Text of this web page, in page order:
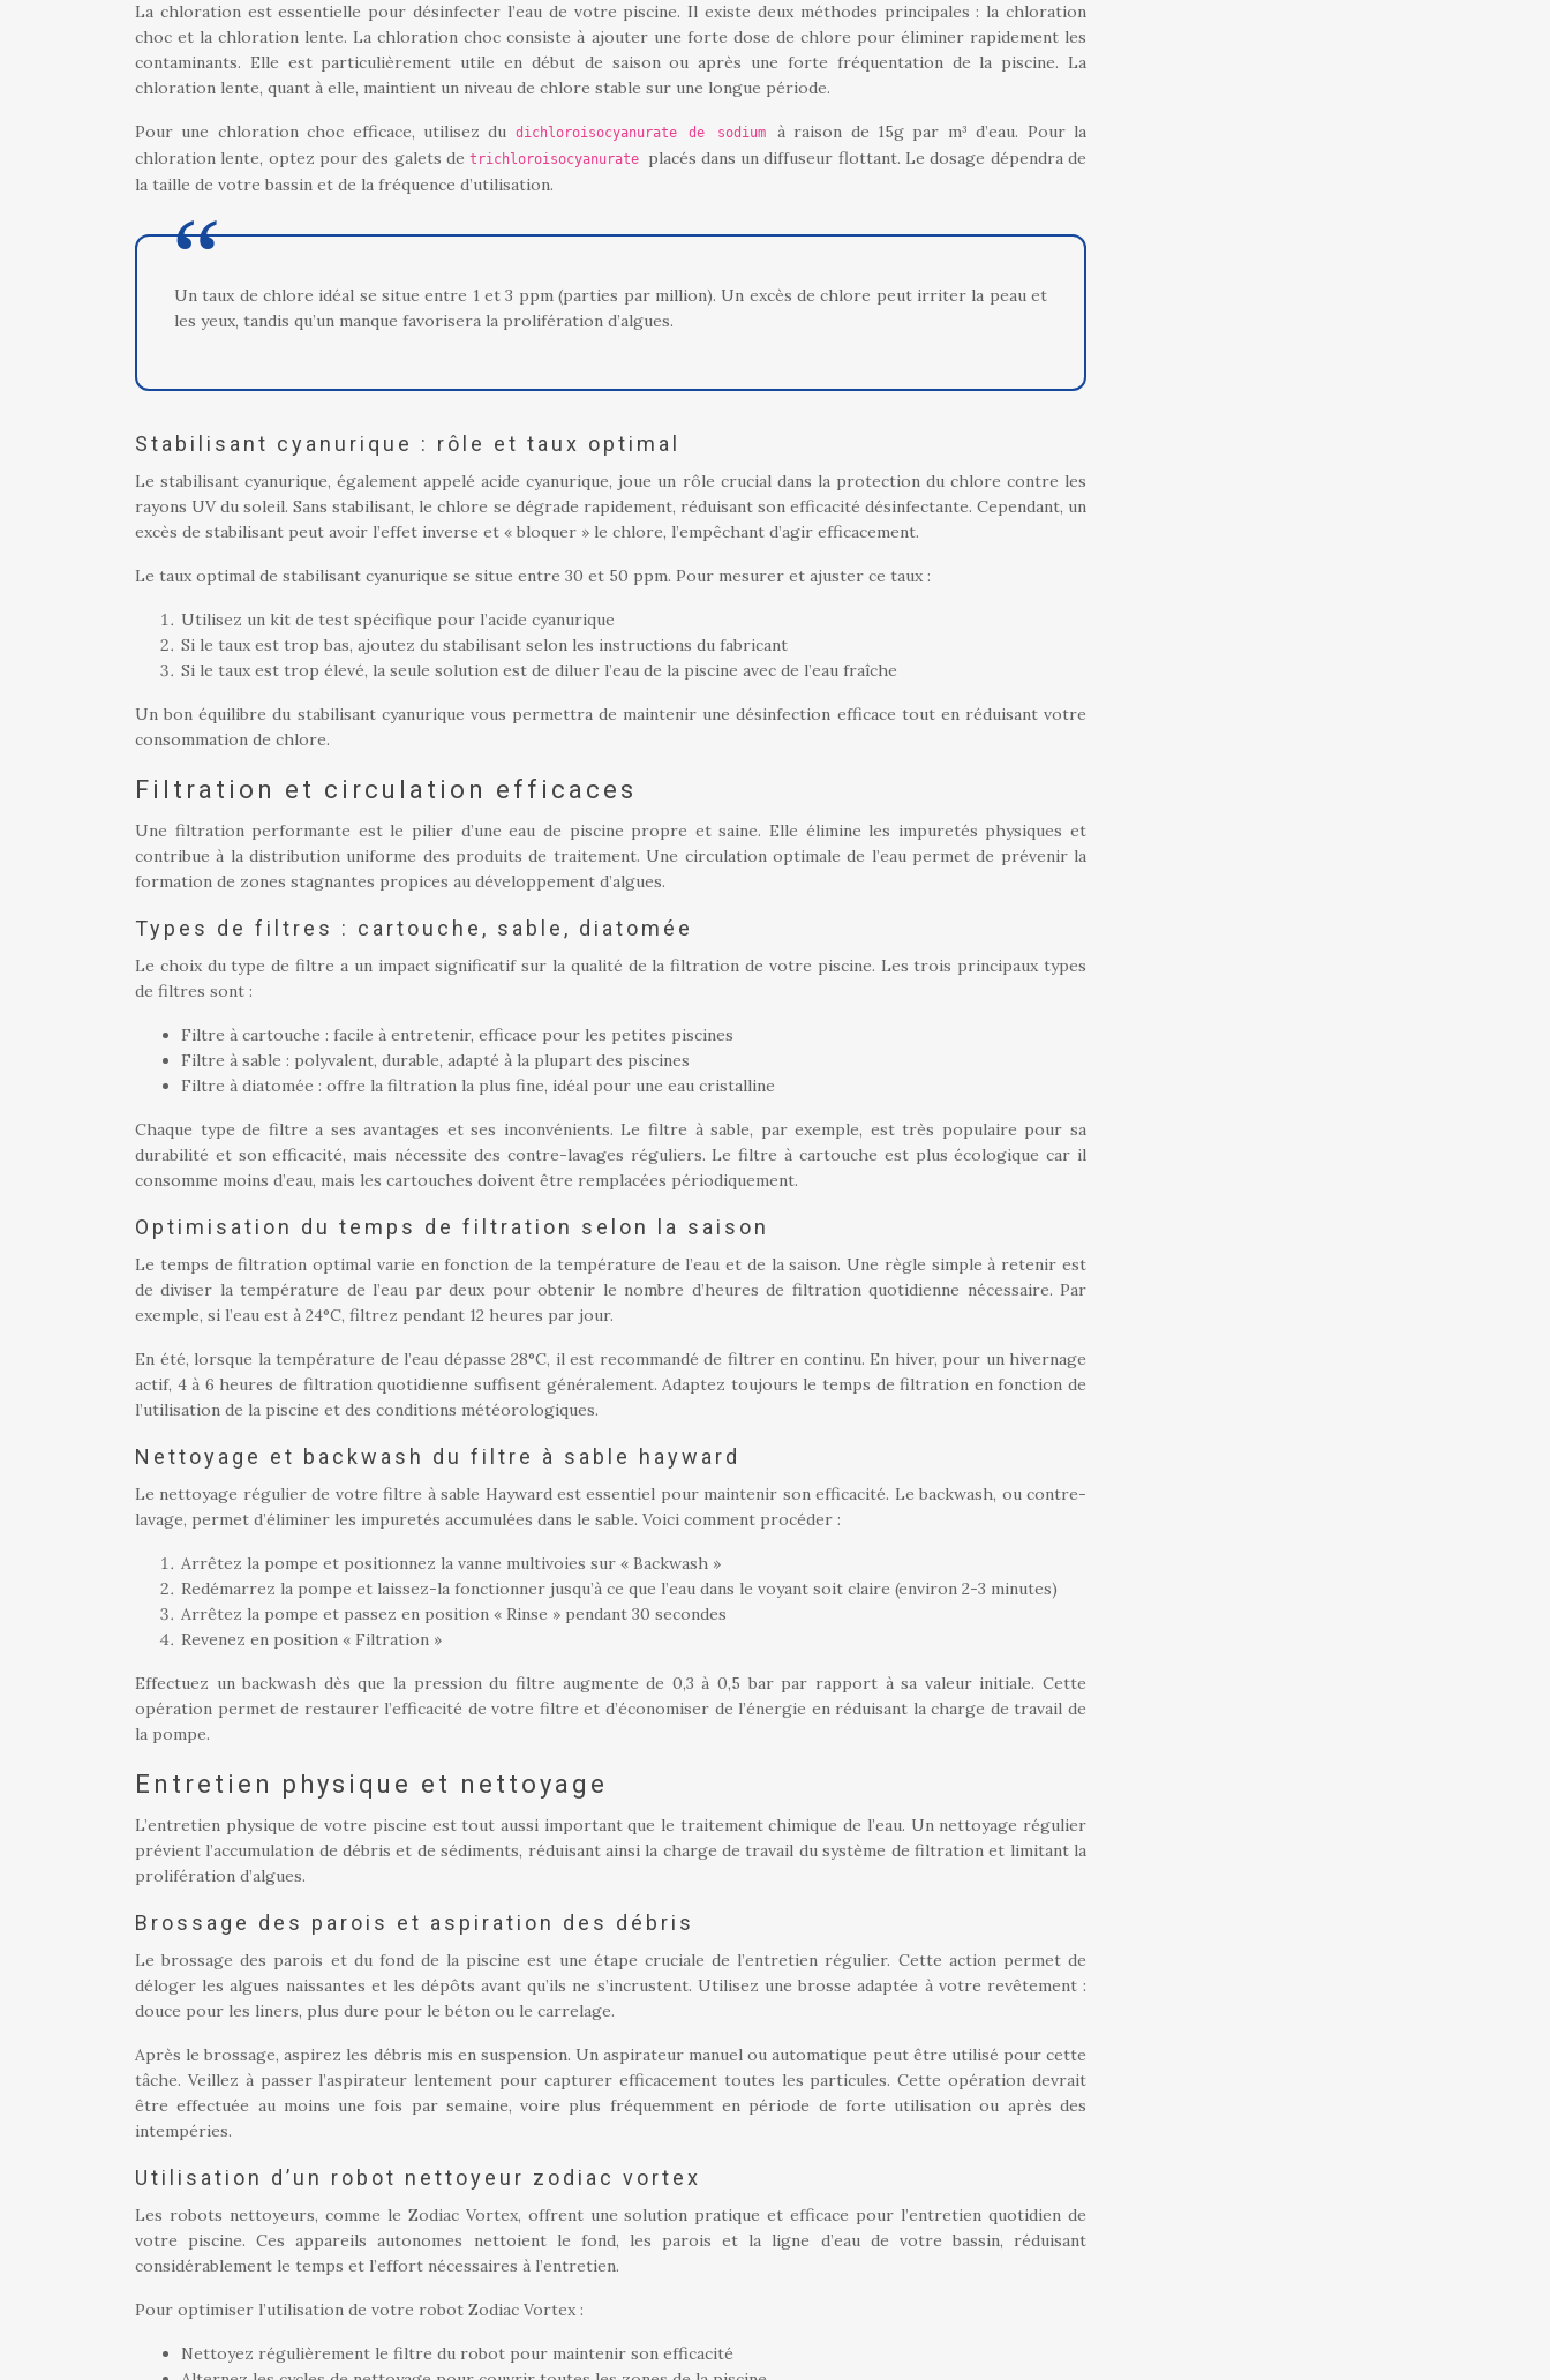
La chloration est essentielle pour désinfecter l’eau de votre piscine. Il existe deux méthodes principales : la chloration
choc et la chloration lente. La chloration choc consiste à ajouter une forte dose de chlore pour éliminer rapidement les
contaminants. Elle est particulièrement utile en début de saison ou après une forte fréquentation de la piscine. La
chloration lente, quant à elle, maintient un niveau de chlore stable sur une longue période.
Pour une chloration choc efficace, utilisez du dichloroisocyanurate de sodium à raison de 15g par m³ d’eau. Pour la
chloration lente, optez pour des galets detrichloroisocyanurate
placés dans un diffuseur flottant. Le dosage dépendra de
la taille de votre bassin et de la fréquence d’utilisation.
Un taux de chlore idéal se situe entre 1 et 3 ppm (parties par million). Un excès de chlore peut irriter la peau et
les yeux, tandis qu’un manque favorisera la prolifération d’algues.
Stabilisant cyanurique : rôle et taux optimal
Le stabilisant cyanurique, également appelé acide cyanurique, joue un rôle crucial dans la protection du chlore contre les
rayons UV du soleil. Sans stabilisant, le chlore se dégrade rapidement, réduisant son efficacité désinfectante. Cependant, un
excès de stabilisant peut avoir l’effet inverse et « bloquer » le chlore, l’empêchant d’agir efficacement.
Le taux optimal de stabilisant cyanurique se situe entre 30 et 50 ppm. Pour mesurer et ajuster ce taux :
Utilisez un kit de test spécifique pour l’acide cyanurique
Si le taux est trop bas, ajoutez du stabilisant selon les instructions du fabricant
Si le taux est trop élevé, la seule solution est de diluer l’eau de la piscine avec de l’eau fraîche
Un bon équilibre du stabilisant cyanurique vous permettra de maintenir une désinfection efficace tout en réduisant votre
consommation de chlore.
Filtration et circulation efficaces
Une filtration performante est le pilier d’une eau de piscine propre et saine. Elle élimine les impuretés physiques et
contribue à la distribution uniforme des produits de traitement. Une circulation optimale de l’eau permet de prévenir la
formation de zones stagnantes propices au développement d’algues.
Types de filtres : cartouche, sable, diatomée
Le choix du type de filtre a un impact significatif sur la qualité de la filtration de votre piscine. Les trois principaux types
de filtres sont :
Filtre à cartouche : facile à entretenir, efficace pour les petites piscines
Filtre à sable : polyvalent, durable, adapté à la plupart des piscines
Filtre à diatomée : offre la filtration la plus fine, idéal pour une eau cristalline
Chaque type de filtre a ses avantages et ses inconvénients. Le filtre à sable, par exemple, est très populaire pour sa
durabilité et son efficacité, mais nécessite des contre-lavages réguliers. Le filtre à cartouche est plus écologique car il
consomme moins d’eau, mais les cartouches doivent être remplacées périodiquement.
Optimisation du temps de filtration selon la saison
Le temps de filtration optimal varie en fonction de la température de l’eau et de la saison. Une règle simple à retenir est
de diviser la température de l’eau par deux pour obtenir le nombre d’heures de filtration quotidienne nécessaire. Par
exemple, si l’eau est à 24°C, filtrez pendant 12 heures par jour.
En été, lorsque la température de l’eau dépasse 28°C, il est recommandé de filtrer en continu. En hiver, pour un hivernage
actif, 4 à 6 heures de filtration quotidienne suffisent généralement. Adaptez toujours le temps de filtration en fonction de
l’utilisation de la piscine et des conditions météorologiques.
Nettoyage et backwash du filtre à sable hayward
Le nettoyage régulier de votre filtre à sable Hayward est essentiel pour maintenir son efficacité. Le backwash, ou contre-
lavage, permet d’éliminer les impuretés accumulées dans le sable. Voici comment procéder :
Arrêtez la pompe et positionnez la vanne multivoies sur « Backwash »
Redémarrez la pompe et laissez-la fonctionner jusqu’à ce que l’eau dans le voyant soit claire (environ 2-3 minutes)
Arrêtez la pompe et passez en position « Rinse » pendant 30 secondes
Revenez en position « Filtration »
Effectuez un backwash dès que la pression du filtre augmente de 0,3 à 0,5 bar par rapport à sa valeur initiale. Cette
opération permet de restaurer l’efficacité de votre filtre et d’économiser de l’énergie en réduisant la charge de travail de
la pompe.
Entretien physique et nettoyage
L’entretien physique de votre piscine est tout aussi important que le traitement chimique de l’eau. Un nettoyage régulier
prévient l’accumulation de débris et de sédiments, réduisant ainsi la charge de travail du système de filtration et limitant la
prolifération d’algues.
Brossage des parois et aspiration des débris
Le brossage des parois et du fond de la piscine est une étape cruciale de l’entretien régulier. Cette action permet de
déloger les algues naissantes et les dépôts avant qu’ils ne s’incrustent. Utilisez une brosse adaptée à votre revêtement :
douce pour les liners, plus dure pour le béton ou le carrelage.
Après le brossage, aspirez les débris mis en suspension. Un aspirateur manuel ou automatique peut être utilisé pour cette
tâche. Veillez à passer l’aspirateur lentement pour capturer efficacement toutes les particules. Cette opération devrait
être effectuée au moins une fois par semaine, voire plus fréquemment en période de forte utilisation ou après des
intempéries.
Utilisation d’un robot nettoyeur zodiac vortex
Les robots nettoyeurs, comme le Zodiac Vortex, offrent une solution pratique et efficace pour l’entretien quotidien de
votre piscine. Ces appareils autonomes nettoient le fond, les parois et la ligne d’eau de votre bassin, réduisant
considérablement le temps et l’effort nécessaires à l’entretien.
Pour optimiser l’utilisation de votre robot Zodiac Vortex :
Nettoyez régulièrement le filtre du robot pour maintenir son efficacité